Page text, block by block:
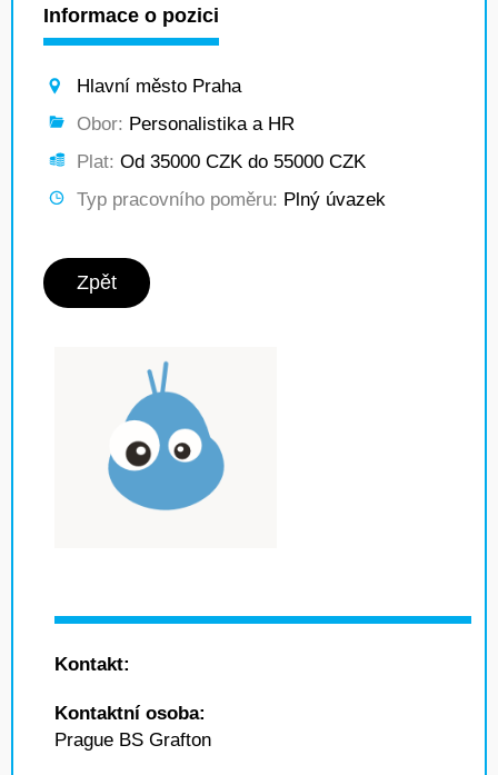
Informace o pozici
Hlavní město Praha
Obor: Personalistika a HR
Plat: Od 35000 CZK do 55000 CZK
Typ pracovního poměru: Plný úvazek
Zpět
Kontakt:
Kontaktní osoba:
Prague BS Grafton